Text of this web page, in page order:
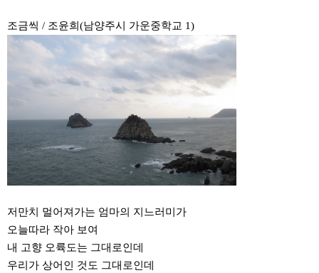
조금씩 / 조윤희(남양주시 가운중학교 1)
저만치 멀어져가는 엄마의 지느러미가
오늘따라 작아 보여
내 고향 오륙도는 그대로인데
우리가 상어인 것도 그대로인데